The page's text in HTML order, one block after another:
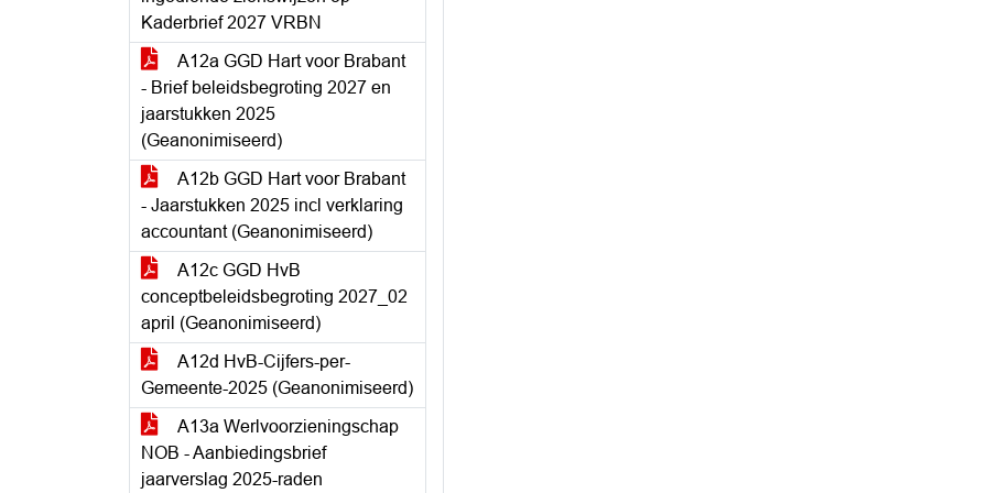
Kaderbrief 2027 VRBN
A12a GGD Hart voor Brabant
- Brief beleidsbegroting 2027 en
jaarstukken 2025
(Geanonimiseerd)
A12b GGD Hart voor Brabant
- Jaarstukken 2025 incl verklaring
accountant (Geanonimiseerd)
A12c GGD HvB
conceptbeleidsbegroting 2027_02
april (Geanonimiseerd)
A12d HvB-Cijfers-per-
Gemeente-2025 (Geanonimiseerd)
A13a Werlvoorzieningschap
NOB - Aanbiedingsbrief
jaarverslag 2025-raden